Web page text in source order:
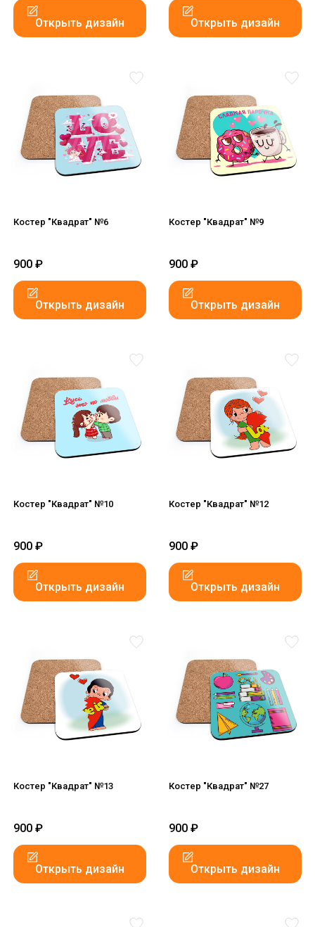
Открыть дизайн Открыть дизайн
Костер "Квадрат" №6
900 ₽
Открыть дизайн
Костер "Квадрат" №9
900 ₽
Открыть дизайн
Костер "Квадрат" №10
900 ₽
Открыть дизайн
Костер "Квадрат" №12
900 ₽
Открыть дизайн
Костер "Квадрат" №13
900 ₽
Открыть дизайн
Костер "Квадрат" №27
900 ₽
Открыть дизайн